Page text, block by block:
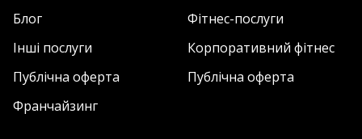
Блог
Фітнес-послуги
Інші послуги
Корпоративний фітнес
Публічна оферта
Публічна оферта
Франчайзинг